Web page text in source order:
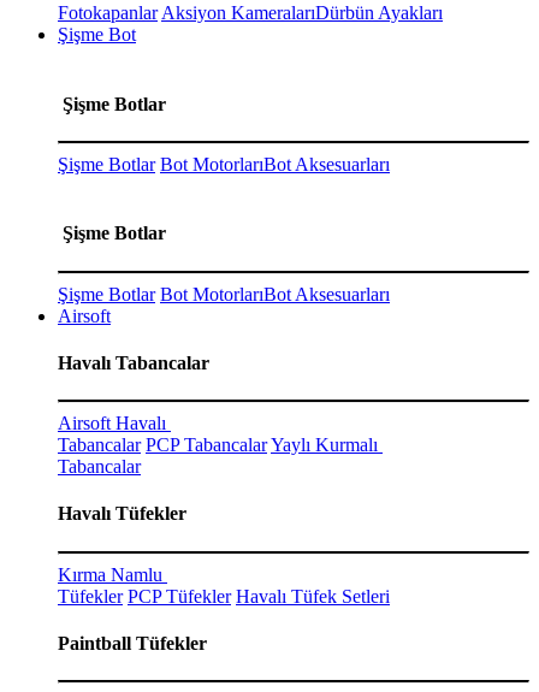
FotokapanlarAksiyon KameralarıDürbün Ayakları
Şişme Bot
Şişme Botlar
Şişme Botlar Bot MotorlarıBot Aksesuarları
Şişme Botlar
Şişme Botlar Bot MotorlarıBot Aksesuarları
Airsoft
Havalı Tabancalar
Airsoft Havalı
Tabancalar PCP TabancalarYaylı Kurmalı
Tabancalar
Havalı Tüfekler
Kırma Namlu
Tüfekler PCP Tüfekler Havalı Tüfek Setleri
Paintball Tüfekler